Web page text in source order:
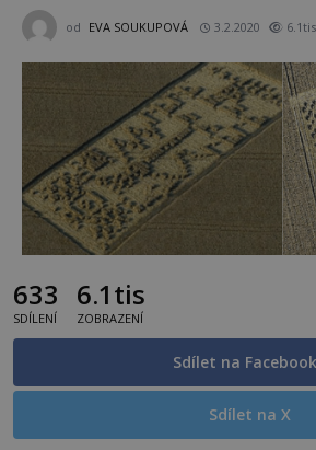
od EVA SOUKUPOVÁ 3.2.2020 6.1tis
633
SDÍLENÍ
6.1tis
ZOBRAZENÍ
Sdílet na
Sdílet na X